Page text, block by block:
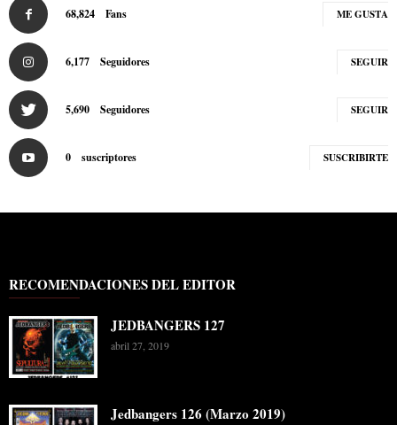
68,824 Fans ME GUSTA
6,177 Seguidores SEGUIR
5,690 Seguidores SEGUIR
0 suscriptores SUSCRIBIRTE
RECOMENDACIONES DEL EDITOR
JEDBANGERS 127
abril 27, 2019
Jedbangers 126 (Marzo 2019)